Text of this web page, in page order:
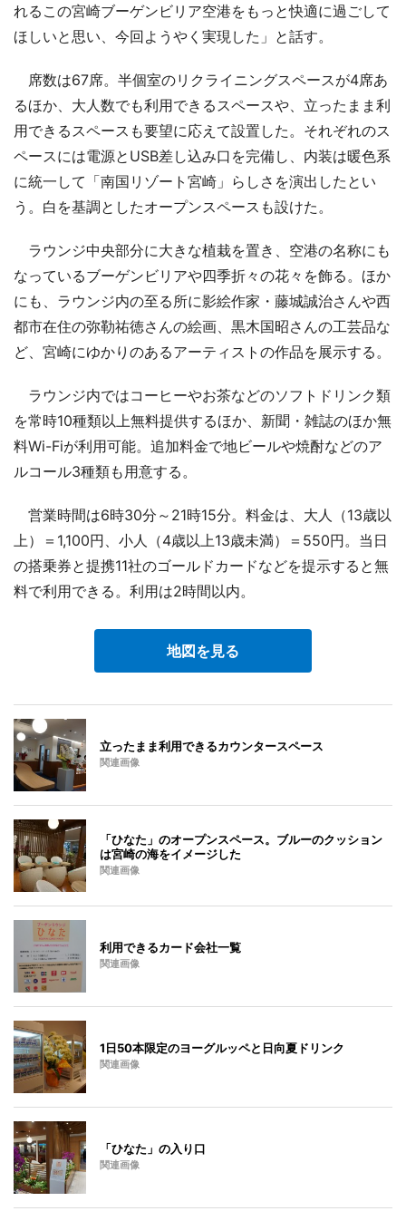
れるこの宮崎ブーゲンビリア空港をもっと快適に過ごして
ほしいと思い、今回ようやく実現した」と話す。
席数は67席。半個室のリクライニングスペースが4席あ
るほか、大人数でも利用できるスペースや、立ったまま利
用できるスペースも要望に応えて設置した。それぞれのス
ペースには電源とUSB差し込み口を完備し、内装は暖色系
に統一して「南国リゾート宮崎」らしさを演出したとい
う。白を基調としたオープンスペースも設けた。
ラウンジ中央部分に大きな植栽を置き、空港の名称にも
なっているブーゲンビリアや四季折々の花々を飾る。ほか
にも、ラウンジ内の至る所に影絵作家・藤城誠治さんや西
都市在住の弥勒祐徳さんの絵画、黒木国昭さんの工芸品な
ど、宮崎にゆかりのあるアーティストの作品を展示する。
ラウンジ内ではコーヒーやお茶などのソフトドリンク類
を常時10種類以上無料提供するほか、新聞・雑誌のほか無
料Wi-Fiが利用可能。追加料金で地ビールや焼酎などのア
ルコール3種類も用意する。
営業時間は6時30分～21時15分。料金は、大人（13歳以
上）＝1,100円、小人（4歳以上13歳未満）＝550円。当日
の搭乗券と提携11社のゴールドカードなどを提示すると無
料で利用できる。利用は2時間以内。
地図を見る
立ったまま利用できるカウンタースペース
関連画像
「ひなた」のオープンスペース。ブルーのクッション
は宮崎の海をイメージした
関連画像
利用できるカード会社一覧
関連画像
1日50本限定のヨーグルッペと日向夏ドリンク
関連画像
「ひなた」の入り口
関連画像